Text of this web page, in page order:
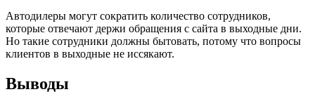
Автодилеры могут сократить количество сотрудников,
которые отвечают держи обращения с сайта в выходные дни.
Но такие сотрудники должны бытовать, потому что вопросы
клиентов в выходные не иссякают.
Выводы